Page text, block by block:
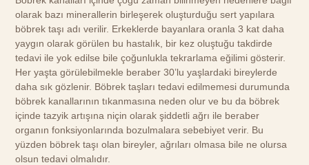
olarak bazı minerallerin birleşerek oluşturduğu sert yapılara
böbrek taşı adı verilir. Erkeklerde bayanlara oranla 3 kat daha
yaygın olarak görülen bu hastalık, bir kez oluştuğu takdirde
tedavi ile yok edilse bile çoğunlukla tekrarlama eğilimi gösterir.
Her yaşta görülebilmekle beraber 30’lu yaşlardaki bireylerde
daha sık gözlenir. Böbrek taşları tedavi edilmemesi durumunda
böbrek kanallarının tıkanmasına neden olur ve bu da böbrek
içinde tazyik artışına niçin olarak şiddetli ağrı ile beraber
organın fonksiyonlarında bozulmalara sebebiyet verir. Bu
yüzden böbrek taşı olan bireyler, ağrıları olmasa bile ne olursa
olsun tedavi olmalıdır.